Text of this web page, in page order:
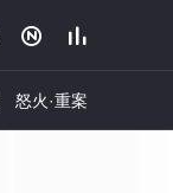
 
怒火·重案